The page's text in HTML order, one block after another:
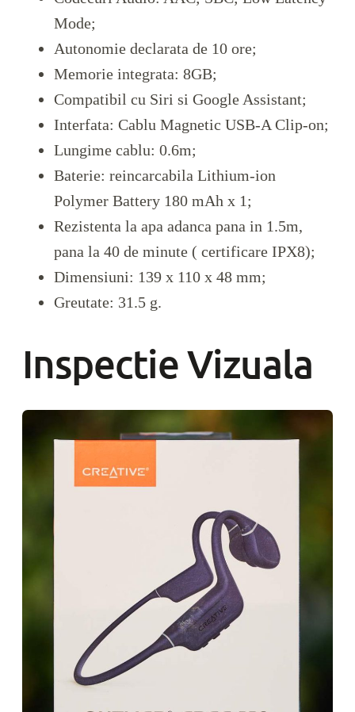
Mode;
Autonomie declarata de 10 ore;
Memorie integrata: 8GB;
Compatibil cu Siri si Google Assistant;
Interfata: Cablu Magnetic USB-A Clip-on;
Lungime cablu: 0.6m;
Baterie: reincarcabila Lithium-ion
Polymer Battery 180 mAh x 1;
Rezistenta la apa adanca pana in 1.5m,
pana la 40 de minute ( certificare IPX8);
Dimensiuni: 139 x 110 x 48 mm;
Greutate: 31.5 g.
Inspectie Vizuala